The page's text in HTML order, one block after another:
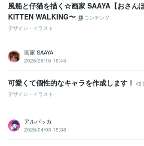
風船と仔猫を描く☆画家 SAAYA【おさん
KITTEN WALKING〜
コンテンツ
デザイン・イラスト
画家 SAAYA
2026/06/16 16:45
可愛くて個性的なキャラを作成します！
デザイン・イラスト
アルパッカ
2026/04/03 15:38